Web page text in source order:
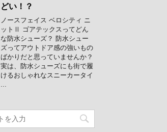
どい！？
ノースフェイス ベロシティ ニ
ットⅡ ゴアテックスってどん
な防水シューズ？ 防水シュー
ズってアウトドア感の強いもの
ばかりだと思っていませんか？
実は、防水シューズにも街で履
けるおしゃれなスニーカータイ
...